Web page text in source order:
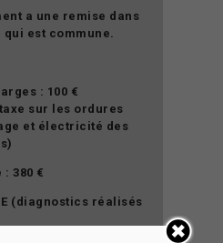
a une remise dans
qui est commune.
: 100 €
sur les ordures
et électricité des
380 €
(diagnostics réalisés